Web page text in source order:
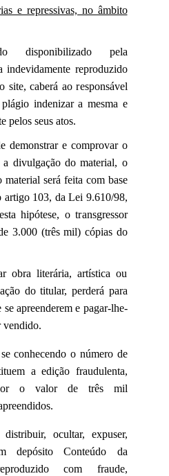
e repressivas, no âmbito
disponibilizado pela
indevidamente reproduzido
site, caberá ao responsável
indenizar a mesma e
pelos seus atos.
demonstrar e comprovar o
a divulgação do material, o
será feita com base
artigo 103, da Lei 9.610/98,
hipótese, o transgressor
3.000 (três mil) cópias do
obra literária, artística ou
do titular, perderá para
se apreenderem e pagar-lhe-
vendido.
conhecendo o número de
a edição fraudulenta,
o valor de três mil
ocultar, expuser,
depósito Conteúdo da
com fraude,